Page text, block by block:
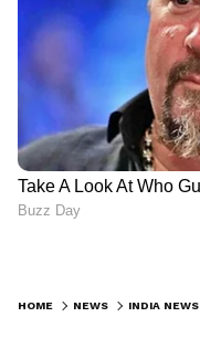
HOME NEWS INDIA NEWS